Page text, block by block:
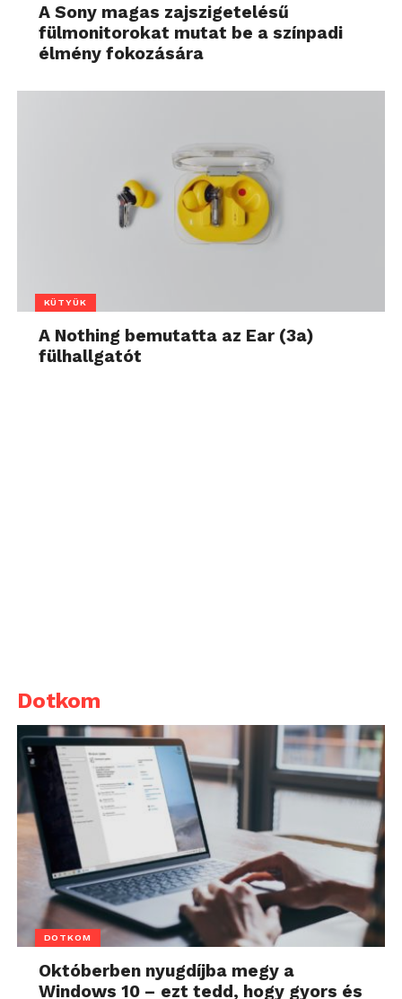
A Sony magas zajszigetelésű
fülmonitorokat mutat be a színpadi
élmény fokozására
KÜTYÜK
A Nothing bemutatta az Ear (3a)
fülhallgatót
Dotkom
DOTKOM
Októberben nyugdíjba megy a
Windows 10 – ezt tedd, hogy gyors és